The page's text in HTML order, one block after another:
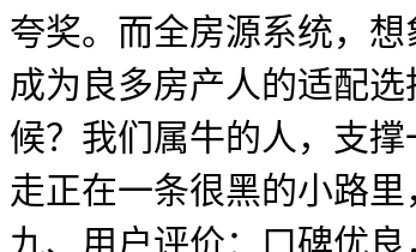
夸奖。而全房源系统，
成为良多房产人的适配
候？我们属牛的人，支
走正在一条很黑的小路
九、用户评价：口碑优